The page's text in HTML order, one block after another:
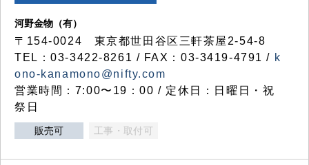
河野金物（有）
〒154-0024 東京都世田谷区三軒茶屋2-54-8
TEL：03-3422-8261 / FAX：03-3419-4791 / k
ono-kanamono@nifty.com
営業時間：7:00〜19：00 / 定休日：日曜日・祝
祭日
販売可 工事・取付可